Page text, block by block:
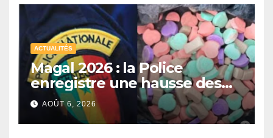
ACTUALITÉS
Magal 2026 : la Police
enregistre une hausse des
saisies de drogues de
synthèse malgré un recul de
certains stupéfiants
AOÛT 6, 2026